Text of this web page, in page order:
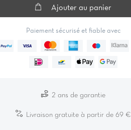
Ajouter au panier
Paiement sécurisé et fiable avec
2 ans de garantie
Livraison gratuite à partir de 69 €